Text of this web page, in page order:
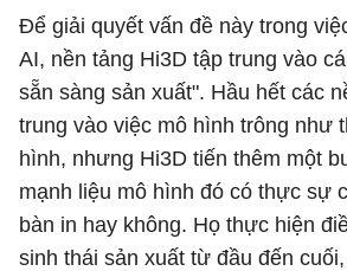
Để giải quyết vấn đề này trong
AI, nền tảng Hi3D tập trung vào
sẵn sàng sản xuất". Hầu hết các
trung vào việc mô hình trông như
hình, nhưng Hi3D tiến thêm một
mạnh liệu mô hình đó có thực sự
bàn in hay không. Họ thực hiện
sinh thái sản xuất từ ​​đầu đến